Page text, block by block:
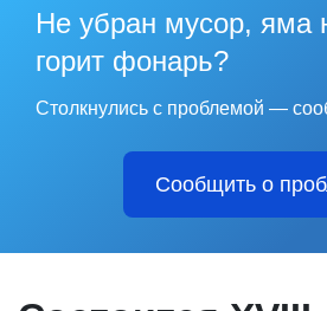
Не убран мусор, яма
горит фонарь?
Столкнулись с проблемой —
Сообщить о